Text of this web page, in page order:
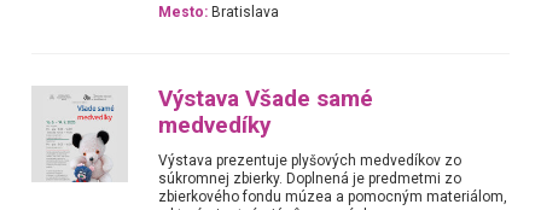
Mesto: Bratislava
Výstava Všade samé
medvedíky
Výstava prezentuje plyšových medvedíkov zo
súkromnej zbierky. Doplnená je predmetmi zo
zbierkového fondu múzea a pomocným materiálom,